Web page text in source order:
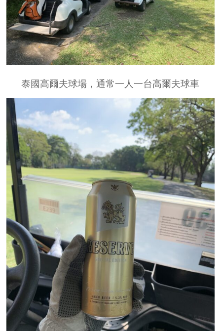
泰國高爾夫球場，通常一人一台高爾夫球車